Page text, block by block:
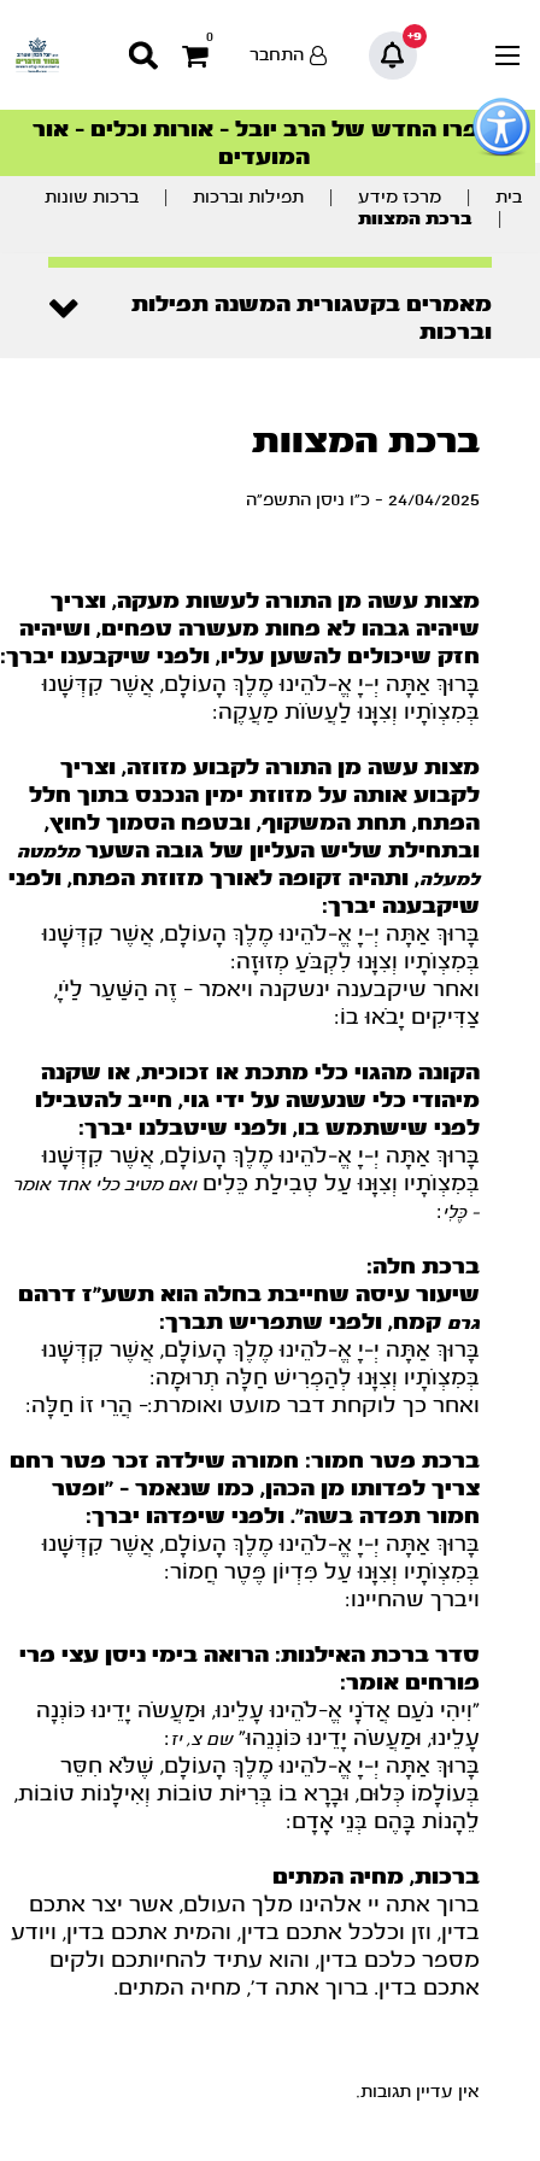
כפתור
לפתיחת
תפריט
9+
0
התחבר
סדרות הפודקאסטים
הסדרה המובילה החודש – דרך המלך
ספרו החדש של הרב יובל – אורות וכלים – אור
המועדים
הצטרפו למהפכת הבריאות הטבעית >
סדרות הפודקאסטים
הסדרה המובילה החודש – דרך המלך
בית מרכז מידע תפילות וברכות
ברכות שונות
ברכת המצוות
מאמרים בקטגורית המשנה תפילות
וברכות
ברכת המצוות
24/04/2025 - כ"ו ניסן התשפ"ה
מצות עשה מן התורה לעשות מעקה, וצריך
שיהיה גבהו לא פחות מעשרה טפחים, ושיהיה
חזק שיכולים להשען עליו, ולפני שיקבענו יברך:
בָּרוּךְ אַתָּה יְ‑יָ אֱ‑לֹהֵינוּ מֶלֶךְ הָעוֹלָם, אֲשֶׁר קִדְּשָׁנוּ
בְּמִצְוֹתָיו וְצִוָּנוּ לַעֲשֹוֹת מַעֲקֶה:
מצות עשה מן התורה לקבוע מזוזה, וצריך
לקבוע אותה על מזוזת ימין הנכנס בתוך חלל
הפתח, תחת המשקוף, ובטפח הסמוך לחוץ,
ובתחילת שליש העליון של גובה השער מלמטה
למעלה, ותהיה זקופה לאורך מזוזת הפתח, ולפני
שיקבענה יברך:
בָּרוּךְ אַתָּה יְ‑יָ אֱ‑לֹהֵינוּ מֶלֶךְ הָעוֹלָם, אֲשֶׁר קִדְּשָׁנוּ
בְּמִצְוֹתָיו וְצִוָּנוּ לִקְבֹּעַ מְזוּזָה:
ואחר שיקבענה ינשקנה ויאמר - זֶה הַשַּׁעַר לַיֹיָ,
צַדִּיקִים יָבֹאוּ בוֹ:
הקונה מהגוי כלי מתכת או זכוכית, או שקנה
מיהודי כלי שנעשה על ידי גוי, חייב להטבילו
לפני שישתמש בו, ולפני שיטבלנו יברך:
בָּרוּךְ אַתָּה יְ‑יָ אֱ‑לֹהֵינוּ מֶלֶךְ הָעוֹלָם, אֲשֶׁר קִדְּשָׁנוּ
בְּמִצְוֹתָיו וְצִוָּנוּ עַל טְבִילַת כֵּלִים ואם מטיב כלי אחד אומר
- כֶּלִי
ברכת חלה:
שיעור עיסה שחייבת בחלה הוא תשע"ז דרהם
גרםקמח, ולפני שתפריש תברך:
בָּרוּךְ אַתָּה יְ‑יָ אֱ‑לֹהֵינוּ מֶלֶךְ הָעוֹלָם, אֲשֶׁר קִדְּשָׁנוּ
בְּמִצְוֹתָיו וְצִוָּנוּ לְהַפְרִישׁ חַלָּה תְרוּמָה:
ואחר כך לוקחת דבר מועט ואומרת:­­- הֲרֵי זוֹ חַלָּה:
ברכת פטר חמור: חמורה שילדה זכר פטר רחם
צריך לפדותו מן הכהן, כמו שנאמר - "ופטר
חמור תפדה בשה". ולפני שיפדהו יברך:
בָּרוּךְ אַתָּה יְ‑יָ אֱ‑לֹהֵינוּ מֶלֶךְ הָעוֹלָם, אֲשֶׁר קִדְּשָׁנוּ
בְּמִצְוֹתָיו וְצִוָּנוּ עַל פִּדְיוֹן פֶּטֶר חֲמוֹר:
ויברך שהחיינו:
סדר ברכת האילנות: הרואה בימי ניסן עצי פרי
פורחים אומר:
"וִיהִי נֹעַם אֲדֹנָי אֱ-לֹהֵינוּ עָלֵינוּ, וּמַעֲשֹה יָדֵינוּ כּוֹנְנָה
עָלֵינוּ, וּמַעֲשֹה יָדֵינוּ כּוֹנְנֵהוּ" שם צ, יז
בָּרוּךְ אַתָּה יְ‑יָ אֱ‑לֹהֵינוּ מֶלֶךְ הָעוֹלָם, שֶׁלֹּא חִסֵּר
בְּעוֹלָמוֹ כְּלוּם, וּבָרָא בוֹ בְּרִיּוֹת טוֹבוֹת וְאִילָנוֹת טוֹבוֹת,
לֵהָנוֹת בָּהֶם בְּנֵי אָדָם:
ברכות, מחיה המתים
ברוך אתה יי אלהינו מלך העולם, אשר יצר אתכם
בדין, וזן וכלכל אתכם בדין, והמית אתכם בדין, ויודע
מספר כלכם בדין, והוא עתיד להחיותכם ולקים
אתכם בדין. ברוך אתה ד', מחיה המתים.
אין עדיין תגובות.